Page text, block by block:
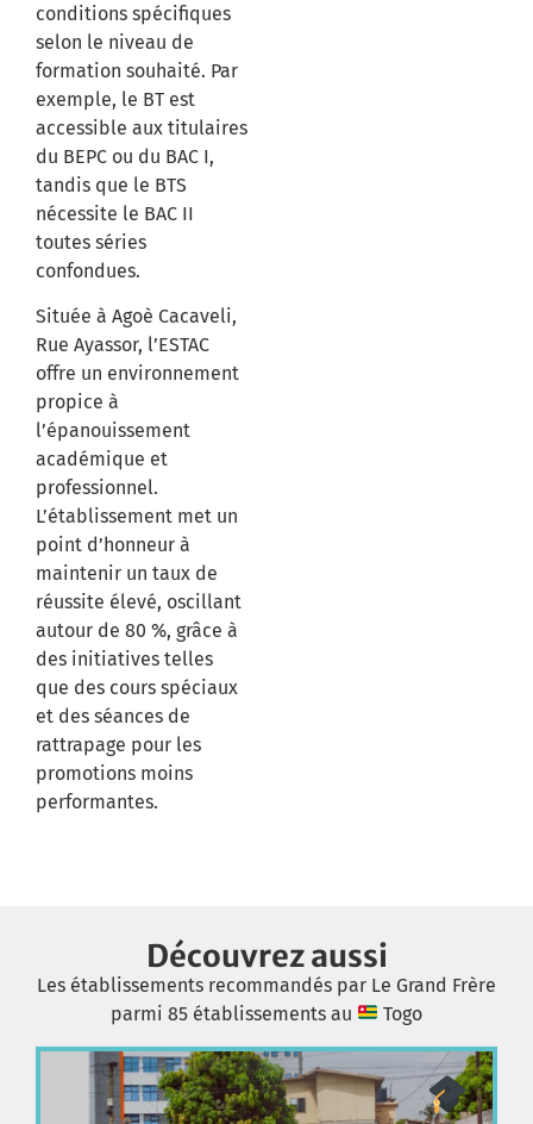
conditions spécifiques
selon le niveau de
formation souhaité. Par
exemple, le BT est
accessible aux titulaires
du BEPC ou du BAC I,
tandis que le BTS
nécessite le BAC II
toutes séries
confondues.
Située à Agoè Cacaveli,
Rue Ayassor, l’ESTAC
offre un environnement
propice à
l’épanouissement
académique et
professionnel.
L’établissement met un
point d’honneur à
maintenir un taux de
réussite élevé, oscillant
autour de 80 %, grâce à
des initiatives telles
que des cours spéciaux
et des séances de
rattrapage pour les
promotions moins
performantes.​
Découvrez aussi
Les établissements recommandés par Le Grand Frère
parmi 85 établissements au
Togo